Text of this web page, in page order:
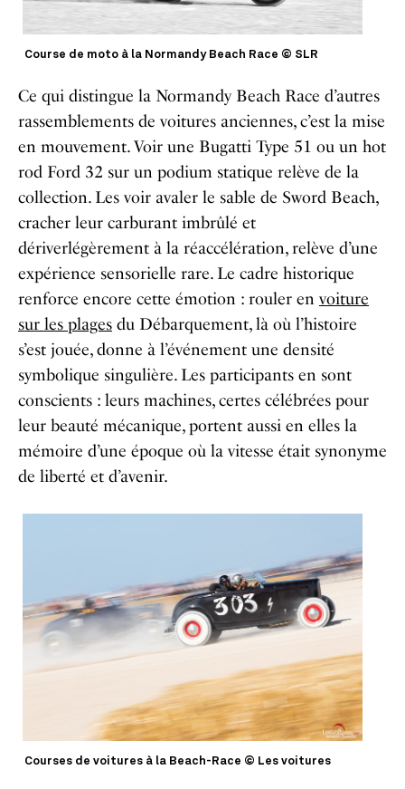
Course de moto à la Normandy Beach Race © SLR
Ce qui distingue la Normandy Beach Race d’autres
rassemblements de voitures anciennes, c’est la mise
en mouvement. Voir une Bugatti Type 51 ou un hot
rod Ford 32 sur un podium statique relève de la
collection. Les voir avaler le sable de Sword Beach,
cracher leur carburant imbrûlé et
dériverlégèrement à la réaccélération, relève d’une
expérience sensorielle rare. Le cadre historique
renforce encore cette émotion : rouler envoiture
sur les plages du Débarquement, là où l’histoire
s’est jouée, donne à l’événement une densité
symbolique singulière. Les participants en sont
conscients : leurs machines, certes célébrées pour
leur beauté mécanique, portent aussi en elles la
mémoire d’une époque où la vitesse était synonyme
de liberté et d’avenir.
Courses de voitures à la Beach-Race © Les voitures